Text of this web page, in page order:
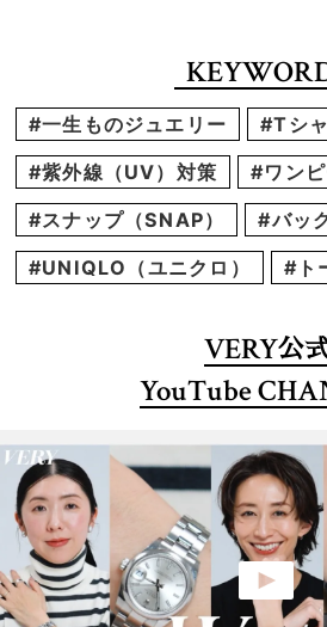
#一生ものジュエリー
#Tシ
#紫外線（UV）対策
#ワン
#スナップ（SNAP）
#バッ
#UNIQLO（ユニクロ）
#ト
VERY公
YouTube